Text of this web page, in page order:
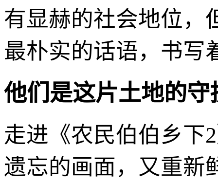
有显赫的社会地位，
最朴实的话语，书写
他们是这片土地的
走进《农民伯伯乡下
遗忘的画面，又重新